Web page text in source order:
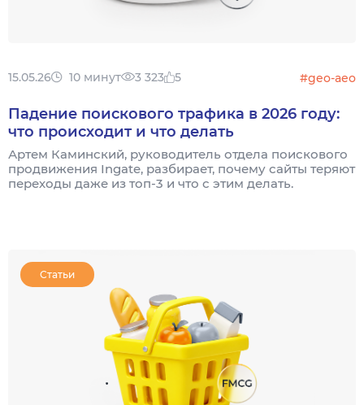
15.05.26 10 минут 3 323 5 #geo-aeo
Падение поискового трафика в 2026 году:
что происходит и что делать
Артем Каминский, руководитель отдела поискового
продвижения Ingate, разбирает, почему сайты теряют
переходы даже из топ-3 и что с этим делать.
Статьи